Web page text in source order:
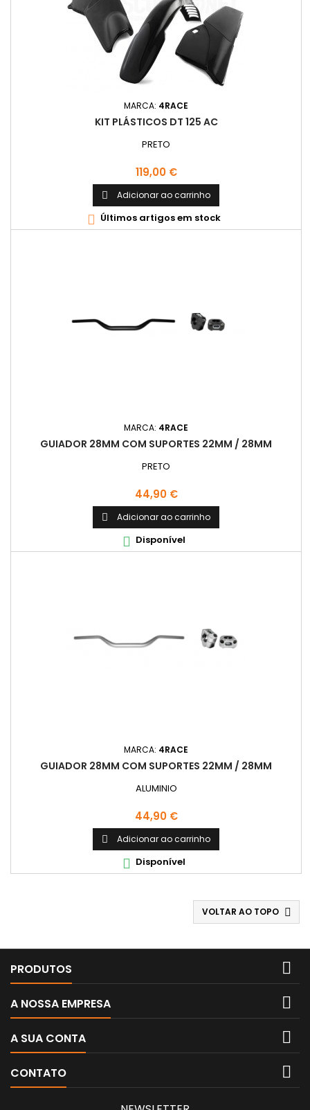
MARCA: 4RACE
KIT PLÁSTICOS DT 125 AC
PRETO
Preço
119,00 €
 Adicionar ao carrinho
 Últimos artigos em stock
MARCA: 4RACE
GUIADOR 28MM COM SUPORTES 22MM / 28MM
PRETO
Preço
44,90 €
 Adicionar ao carrinho
 Disponível
MARCA: 4RACE
GUIADOR 28MM COM SUPORTES 22MM / 28MM
ALUMINIO
Preço
44,90 €
 Adicionar ao carrinho
 Disponível
VOLTAR AO TOPO 
PRODUTOS 
A NOSSA EMPRESA 
A SUA CONTA 
CONTATO 